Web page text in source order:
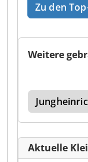
Zu den
Weitere
Aktuelle